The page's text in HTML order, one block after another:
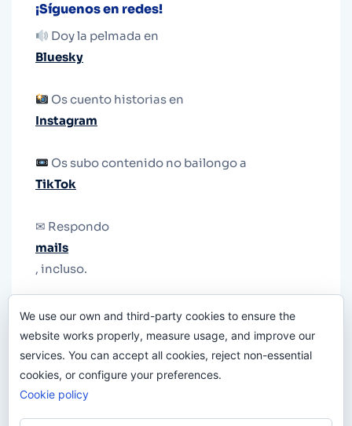
¡Síguenos en redes!
Doy la pelmada en
Bluesky
Os cuento historias en
Instagram
Os subo contenido no bailongo a
TikTok
✉ Respondo
mails
, incluso.
le quiten el teléfono.
We use our own and third-party cookies to ensure the
website works properly, measure usage, and improve our
services. You can accept all cookies, reject non-essential
cookies, or configure your preferences.
Cookie policy